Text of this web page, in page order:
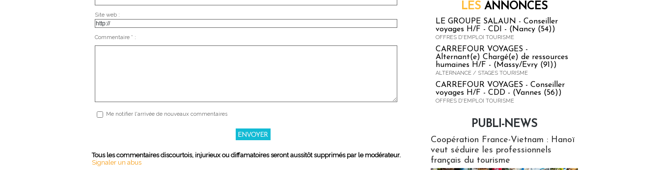
Site web :
Commentaire * :
Me notifier l'arrivée de nouveaux commentaires
Tous les commentaires discourtois, injurieux ou diffamatoires seront aussitôt supprimés par le modérateur.
Signaler un abus
LES ANNONCES
LE GROUPE SALAUN - Conseiller
voyages H/F - CDI - (Nancy (54))
OFFRES D'EMPLOI TOURISME
CARREFOUR VOYAGES -
Alternant(e) Chargé(e) de ressources
humaines H/F - (Massy/Evry (91))
ALTERNANCE / STAGES TOURISME
CARREFOUR VOYAGES - Conseiller
voyages H/F - CDD - (Vannes (56))
OFFRES D'EMPLOI TOURISME
PUBLI-NEWS
Coopération France-Vietnam : Hanoï
veut séduire les professionnels
français du tourisme